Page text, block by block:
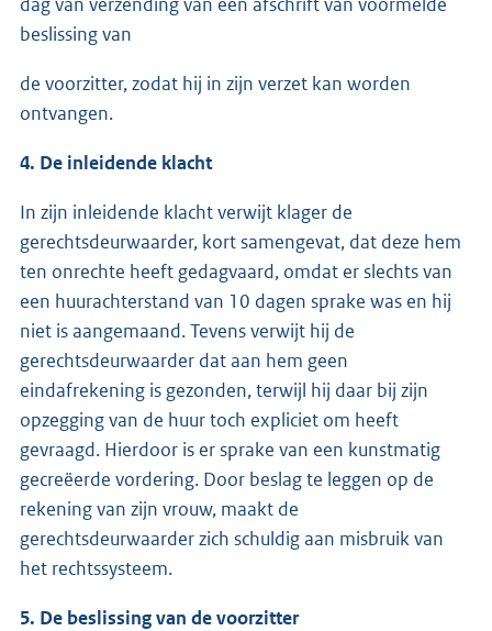
beslissing van
de voorzitter, zodat hij in zijn verzet kan worden
ontvangen.
4. De inleidende klacht
In zijn inleidende klacht verwijt klager de
gerechtsdeurwaarder, kort samengevat, dat deze hem
ten onrechte heeft gedagvaard, omdat er slechts van
een huurachterstand van 10 dagen sprake was en hij
niet is aangemaand. Tevens verwijt hij de
gerechtsdeurwaarder dat aan hem geen
eindafrekening is gezonden, terwijl hij daar bij zijn
opzegging van de huur toch expliciet om heeft
gevraagd. Hierdoor is er sprake van een kunstmatig
gecreëerde vordering. Door beslag te leggen op de
rekening van zijn vrouw, maakt de
gerechtsdeurwaarder zich schuldig aan misbruik van
het rechtssysteem.
5. De beslissing van de voorzitter